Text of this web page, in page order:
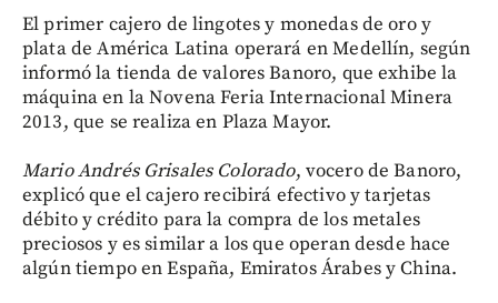
El primer cajero de lingotes y monedas de oro y
plata de América Latina operará en Medellín, según
informó la tienda de valores Banoro, que exhibe la
máquina en la Novena Feria Internacional Minera
2013, que se realiza en Plaza Mayor.
Mario Andrés Grisales Colorado, vocero de Banoro,
explicó que el cajero recibirá efectivo y tarjetas
débito y crédito para la compra de los metales
preciosos y es similar a los que operan desde hace
algún tiempo en España, Emiratos Árabes y China.